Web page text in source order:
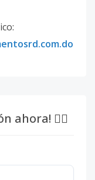
ahora! 👇🏽